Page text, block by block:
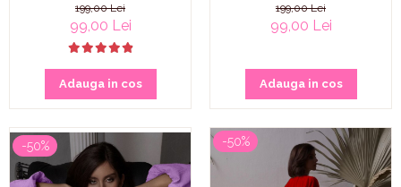
199,00 Lei
99,00 Lei
Adauga in cos
199,00 Lei
99,00 Lei
Adauga in cos
-50% -50%